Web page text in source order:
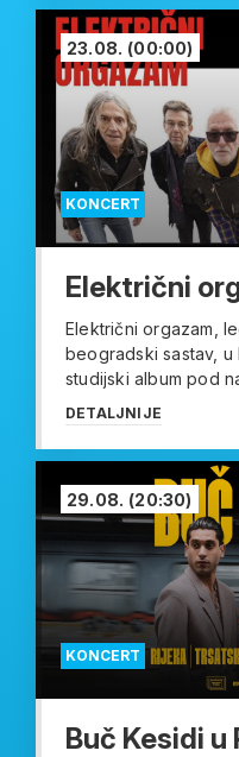
KONCERT
23.08. (00:00)
Električni
Električni orgazam,
beogradski sastav,
studijski album pod
DETALJNIJE
KONCERT
29.08. (20:30)
Buč Kesidi u